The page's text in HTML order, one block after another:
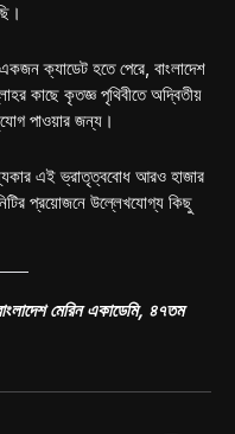
ক্যাডেট হতে পেরে, বাংলাদেশ
কাছে কৃতজ্ঞ পৃথিবীতে অদ্বিতীয়
পাওয়ার জন্য।
এই ভ্রাতৃত্ববোধ আরও হাজার
প্রয়োজনে উল্লেখযোগ্য কিছু
মেরিন একাডেমি, ৪৭তম